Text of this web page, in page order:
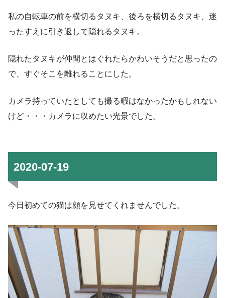
私の自転車の前を横切るタヌキ、後ろを横切るタヌキ、迷
ったすえに引き返して隠れるタヌキ。
隠れたタヌキが仲間とはぐれたらかわいそうだと思ったの
で、すぐそこを離れることにした。
カメラ持っていたとしても撮る暇はなかったかもしれない
けど・・・カメラに収めたい光景でした。
2020-07-19
今日初めての猫は顔を見せてくれませんでした。